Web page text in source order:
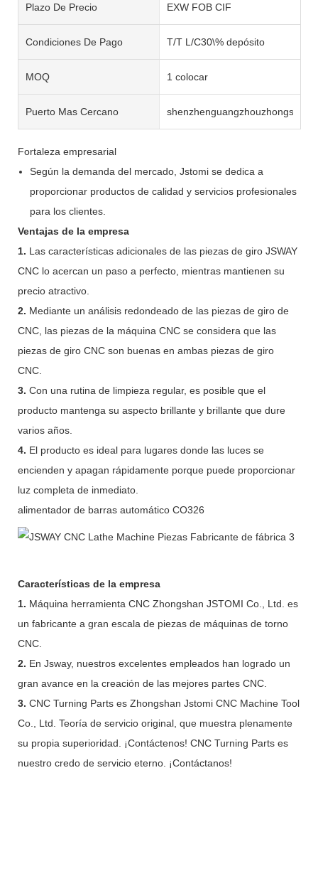
Plazo De Precio EXW FOB CIF
Condiciones De Pago T/T L/C30\% depósito
MOQ 1 colocar
Puerto Mas Cercano shenzhenguangzhouzhongshan
Fortaleza empresarial
Según la demanda del mercado, Jstomi se dedica a
proporcionar productos de calidad y servicios profesionales
para los clientes.
Ventajas de la empresa
1. Las características adicionales de las piezas de giro JSWAY
CNC lo acercan un paso a perfecto, mientras mantienen su
precio atractivo.
2. Mediante un análisis redondeado de las piezas de giro de
CNC, las piezas de la máquina CNC se considera que las
piezas de giro CNC son buenas en ambas piezas de giro
CNC.
3. Con una rutina de limpieza regular, es posible que el
producto mantenga su aspecto brillante y brillante que dure
varios años.
4. El producto es ideal para lugares donde las luces se
encienden y apagan rápidamente porque puede proporcionar
luz completa de inmediato.
alimentador de barras automático CO326
Características de la empresa
1. Máquina herramienta CNC Zhongshan JSTOMI Co., Ltd. es
un fabricante a gran escala de piezas de máquinas de torno
CNC.
2. En Jsway, nuestros excelentes empleados han logrado un
gran avance en la creación de las mejores partes CNC.
3. CNC Turning Parts es Zhongshan Jstomi CNC Machine Tool
Co., Ltd. Teoría de servicio original, que muestra plenamente
su propia superioridad. ¡Contáctenos! CNC Turning Parts es
nuestro credo de servicio eterno. ¡Contáctanos!